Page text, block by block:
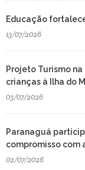
Educação
13/07/2026
Projeto Turismo
crianças à Ilha do
03/07/2026
Paranaguá
compromisso
02/07/2026